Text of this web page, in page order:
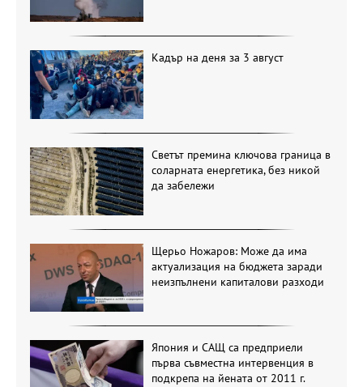
Кадър на деня за 3 август
Светът премина ключова граница в
соларната енергетика, без никой
да забележи
Щерьо Ножаров: Може да има
актуализация на бюджета заради
неизпълнени капиталови разходи
Япония и САЩ са предприели
първа съвместна интервенция в
подкрепа на йената от 2011 г.